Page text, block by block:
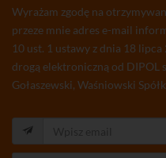
Wyrażam zgodę na
przeze mnie adres e-mail
10 ust. 1 ustawy z dnia 18
drogą elektroniczną od DIPOL
Gołaszewski, Waśniowski